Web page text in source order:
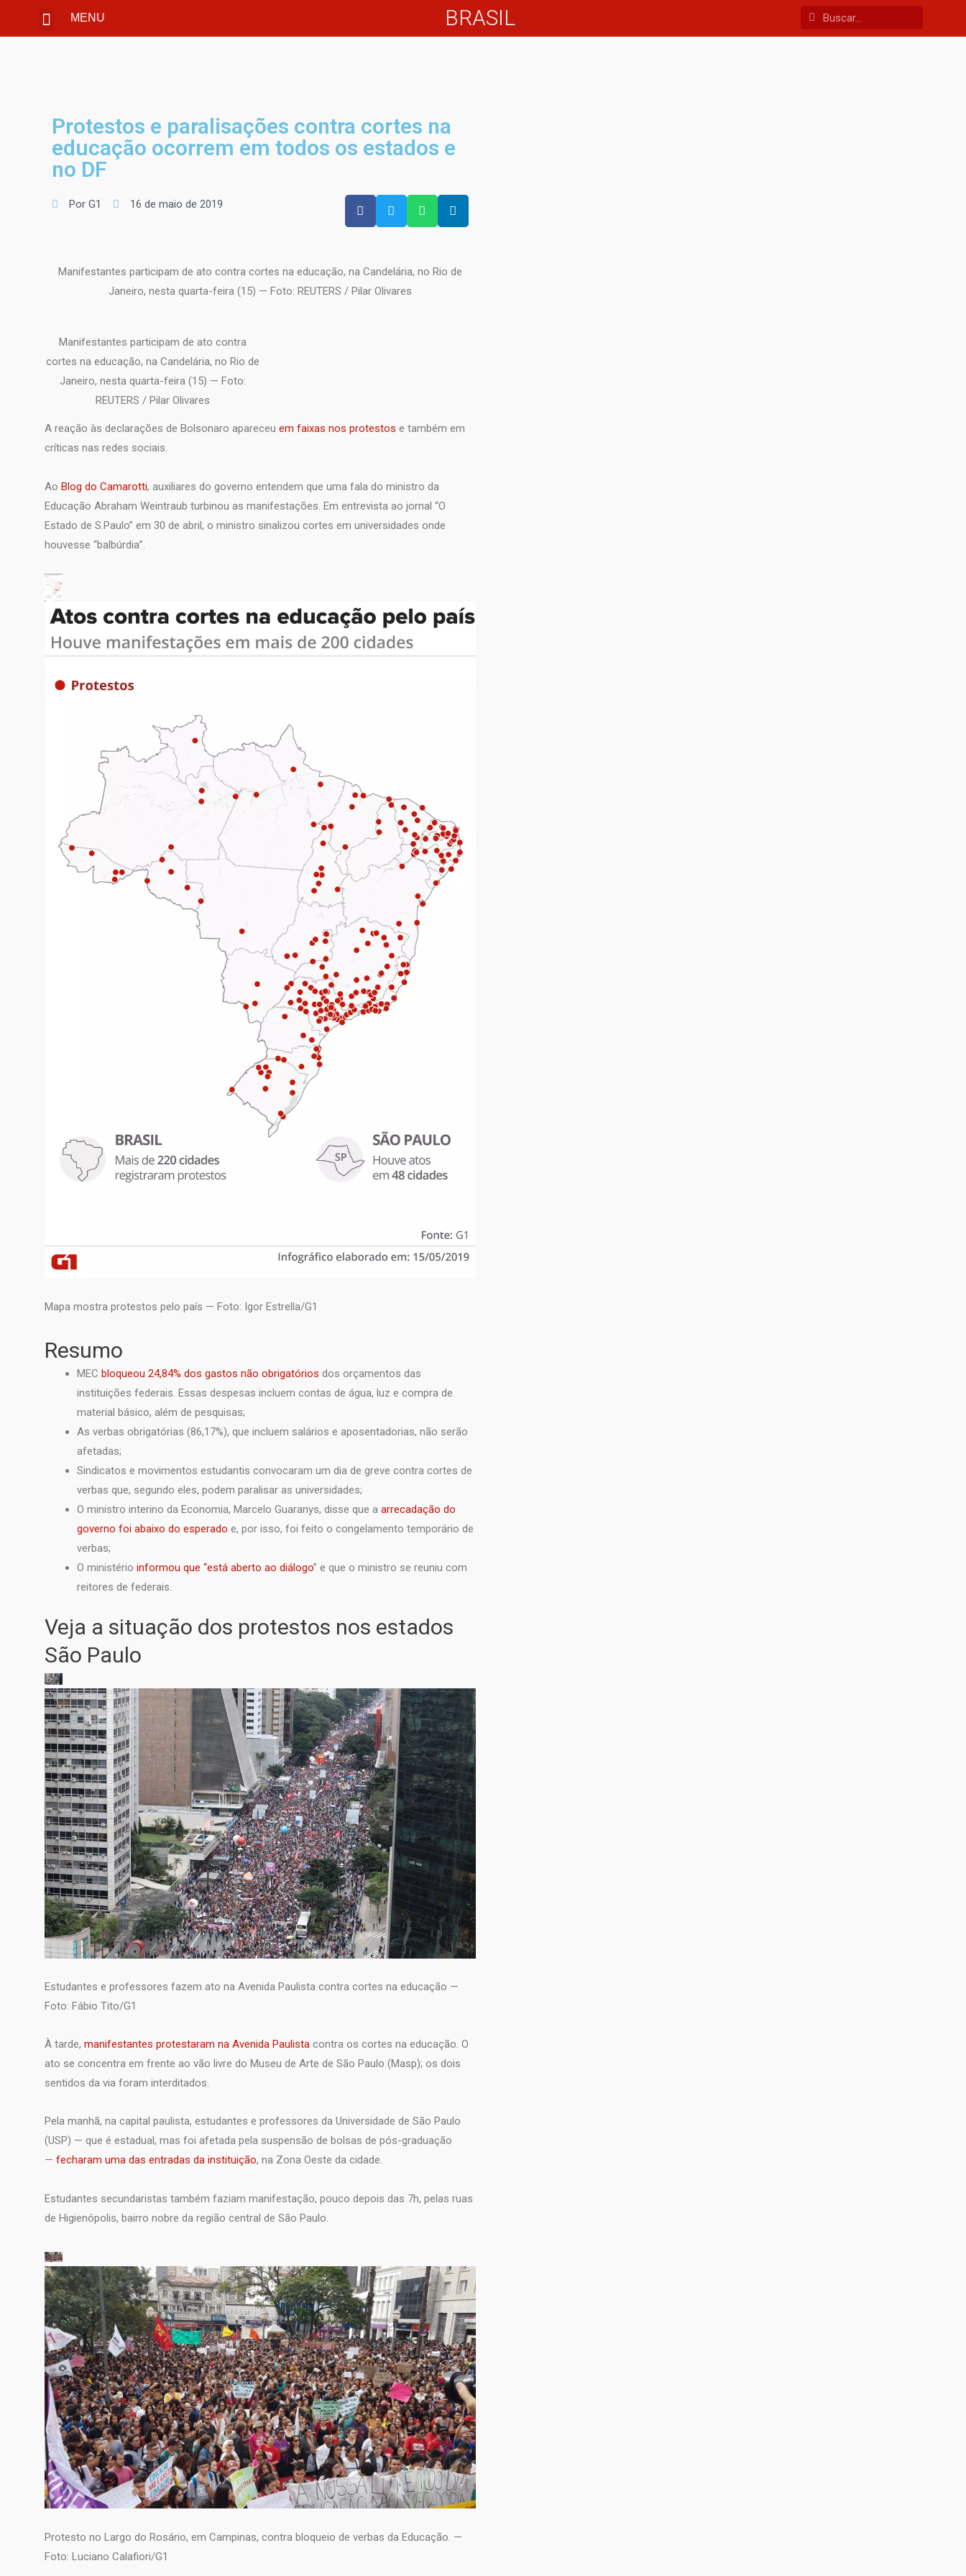
MENU BRASIL
Protestos e paralisações contra cortes na
educação ocorrem em todos os estados e
no DF
Por G1 16 de maio de 2019
Manifestantes participam de ato contra cortes na educação, na Candelária, no Rio de
Janeiro, nesta quarta-feira (15) — Foto: REUTERS / Pilar Olivares
Manifestantes participam de ato contra
cortes na educação, na Candelária, no Rio de
Janeiro, nesta quarta-feira (15) — Foto:
REUTERS / Pilar Olivares
A reação às declarações de Bolsonaro apareceu em faixas nos protestos e também em
críticas nas redes sociais.
Ao Blog do Camarotti, auxiliares do governo entendem que uma fala do ministro da
Educação Abraham Weintraub turbinou as manifestações. Em entrevista ao jornal “O
Estado de S.Paulo” em 30 de abril, o ministro sinalizou cortes em universidades onde
houvesse “balbúrdia”.
Mapa mostra protestos pelo país — Foto: Igor Estrella/G1
Resumo
MEC bloqueou 24,84% dos gastos não obrigatórios dos orçamentos das
instituições federais. Essas despesas incluem contas de água, luz e compra de
material básico, além de pesquisas;
As verbas obrigatórias (86,17%), que incluem salários e aposentadorias, não serão
afetadas;
Sindicatos e movimentos estudantis convocaram um dia de greve contra cortes de
verbas que, segundo eles, podem paralisar as universidades;
O ministro interino da Economia, Marcelo Guaranys, disse que a arrecadação do
governo foi abaixo do esperado e, por isso, foi feito o congelamento temporário de
verbas;
O ministério informou que “está aberto ao diálogo” e que o ministro se reuniu com
reitores de federais.
Veja a situação dos protestos nos estados
São Paulo
Estudantes e professores fazem ato na Avenida Paulista contra cortes na educação —
Foto: Fábio Tito/G1
À tarde, manifestantes protestaram na Avenida Paulista contra os cortes na educação. O
ato se concentra em frente ao vão livre do Museu de Arte de São Paulo (Masp); os dois
sentidos da via foram interditados.
Pela manhã, na capital paulista, estudantes e professores da Universidade de São Paulo
(USP) — que é estadual, mas foi afetada pela suspensão de bolsas de pós-graduação
— fecharam uma das entradas da instituição, na Zona Oeste da cidade.
Estudantes secundaristas também faziam manifestação, pouco depois das 7h, pelas ruas
de Higienópolis, bairro nobre da região central de São Paulo.
Protesto no Largo do Rosário, em Campinas, contra bloqueio de verbas da Educação. —
Foto: Luciano Calafiori/G1